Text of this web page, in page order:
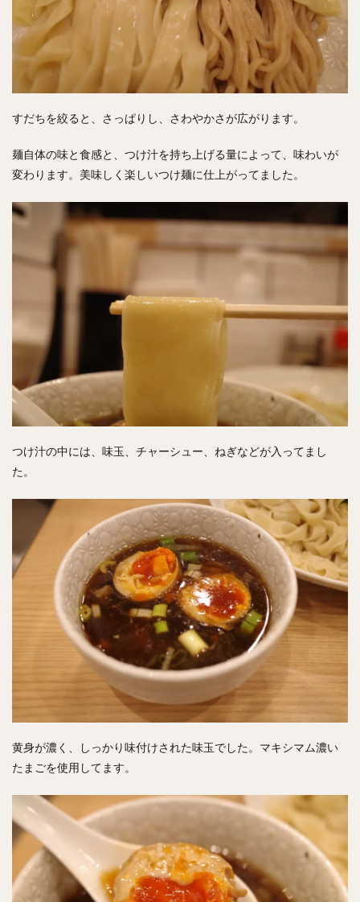
すだちを絞ると、さっぱりし、さわやかさが広がります。
麺自体の味と食感と、つけ汁を持ち上げる量によって、味わいが
変わります。美味しく楽しいつけ麺に仕上がってました。
つけ汁の中には、味玉、チャーシュー、ねぎなどが入ってまし
た。
黄身が濃く、しっかり味付けされた味玉でした。マキシマム濃い
たまごを使用してます。